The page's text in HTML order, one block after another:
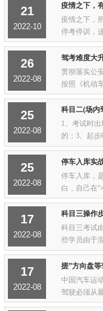
21
2022-10
疫情之下，
疫情之下，
停考停训，
考驾照的好
依然是如火
26
2022-08
驾考难度大
贯彻落实公
按照《机动
管理科研所
业标准修订
25
2022-08
科目二(场内
1、考试时
的；3、起
不合理的；
步、转向、
25
2022-08
停车入库实
停车入库，
白，自己在“
前后左右险
三步，让你
17
2022-08
科目三操作
科目三考试
些学员由于
过，在这里
作步骤，分
17
2022-08
搓”方向盘
中国汽车运
驾驶必须从
路线和精准